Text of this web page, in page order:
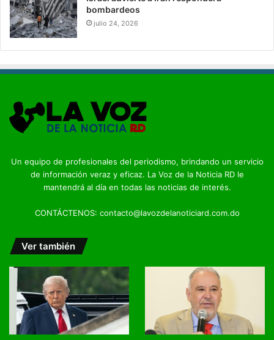
bombardeos
julio 24, 2026
Un equipo de profesionales del periodismo, brindando un servicio
de información veraz y eficaz. La Voz de la Noticia RD le
mantendrá al día en todas las noticias de interés.
CONTÁCTENOS: contacto@lavozdelanoticiard.com.do
Ver también